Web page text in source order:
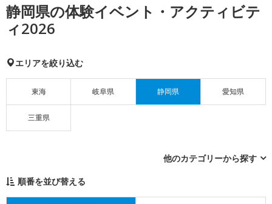
静岡県の体験イベント・アクティビテ
ィ2026
エリアを絞り込む
東海 岐阜県 静岡県 愛知県
三重県
他のカテゴリーから探す
順番を並び替える